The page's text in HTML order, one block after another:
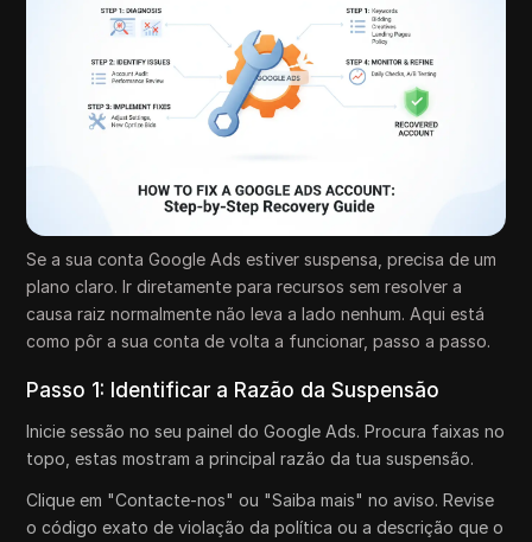
Se a sua conta Google Ads estiver suspensa, precisa de um
plano claro. Ir diretamente para recursos sem resolver a
causa raiz normalmente não leva a lado nenhum. Aqui está
como pôr a sua conta de volta a funcionar, passo a passo.
Passo 1: Identificar a Razão da Suspensão
Inicie sessão no seu painel do Google Ads. Procura faixas no
topo, estas mostram a principal razão da tua suspensão.
Clique em "Contacte-nos" ou "Saiba mais" no aviso. Revise
o código exato de violação da política ou a descrição que o